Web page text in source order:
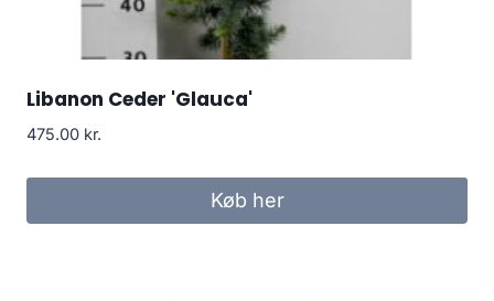
Libanon Ceder 'Glauca'
475.00 kr.
Køb her